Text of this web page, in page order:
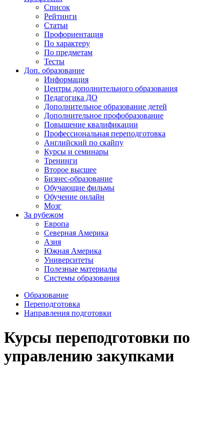
Список
Рейтинги
Статьи
Профориентация
По характеру
По предметам
Тесты
Доп. образование
Информация
Центры дополнительного образования
Педагогика ДО
Дополнительное образование детей
Дополнительное профобразование
Повышение квалификации
Профессиональная переподготовка
Английский по скайпу
Курсы и семинары
Тренинги
Второе высшее
Бизнес-образование
Обучающие фильмы
Обучение онлайн
Мозг
За рубежом
Европа
Северная Америка
Азия
Южная Америка
Университеты
Полезные материалы
Системы образования
Образование
Переподготовка
Направления подготовки
Курсы переподготовки по
управлению закупками